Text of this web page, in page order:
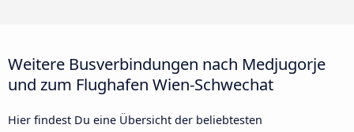
Weitere Busverbindungen nach Medjugorje
und zum Flughafen Wien-Schwechat
Hier findest Du eine Übersicht der beliebtesten